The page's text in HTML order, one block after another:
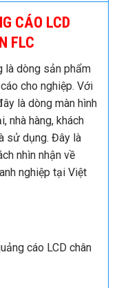
CÁO LCD
FLC
là dòng sản phẩm
cho nghiệp. Với
là dòng màn hình
nhà hàng, khách
sử dụng. Đây là
nhìn nhận về
nghiệp tại Việt
cáo LCD chân